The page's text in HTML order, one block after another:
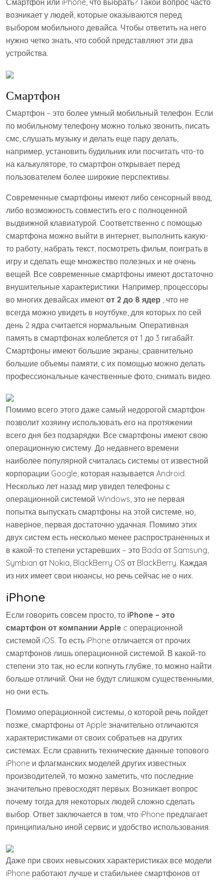
возникает у людей, которые оказываются перед
выбором мобильного девайса. Чтобы ответить на него
нужно четко знать, что собой представляют эти два
устройства.
Смартфон
Смартфон – это более умный мобильный телефон. Если
по мобильному телефону можно только звонить, писать
смс, слушать музыку и делать еще пару делать,
например, установить будильник или посчитать что-то
на калькуляторе, то смартфон открывает перед
пользователем более широкие перспективы.
Современные смартфоны имеют либо сенсорный ввод,
либо возможность совместить его с полноценной
выдвижной клавиатурой. Соответственно с помощью
смартфона можно выйти в интернет, выполнить какую-
то работу, набрать текст, посмотреть фильм, поиграть в
игру и сделать еще множество полезных и не очень
вещей. Все современные смартфоны имеют достаточно
внушительные характеристики. Например, процессоры
во многих девайсах имеют от 2 до 8 ядер , что не
всегда можно увидеть в ноутбуке, для которых по сей
день 2 ядра считается нормальным. Оперативная
память в смартфонах колеблется от 1 до 3 гигабайт.
Смартфоны имеют большие экраны, сравнительно
большие объемы памяти, с их помощью можно делать
профессиональные качественные фото, снимать видео.
Помимо всего этого даже самый недорогой смартфон
позволит хозяину использовать его на протяжении
всего дня без подзарядки. Все смартфоны имеют свою
операционную систему. До недавнего времени
наиболее популярной считалась системы от известной
корпорации Google, которая называется Android.
Несколько лет назад мир увидел телефоны с
операционной системой Windows, это не первая
попытка выпускать смартфоны на этой системе, но,
наверное, первая достаточно удачная. Помимо этих
двух систем есть несколько менее распространенных и
в какой-то степени устаревших – это Bada от Samsung,
Symbian от Nokia, BlackBerry OS от BlackBerry. Каждая
из них имеет свои нюансы, но речь сейчас не о них.
iPhone
Если говорить совсем просто, то iPhone – это
смартфон от компании Apple c операционной
системой iOS. То есть iPhone отличается от прочих
смартфонов лишь операционной системой. В какой-то
степени это так, но если копнуть глубже, то можно найти
больше отличий. Они не будут слишком существенными,
но они есть.
Помимо операционной системы, о которой речь пойдет
позже, смартфоны от Apple значительно отличаются
характеристиками от своих собратьев на других
системах. Если сравнить технические данные топового
iPhone и флагманских моделей других известных
производителей, то можно заметить, что последние
значительно превосходят первых. Возникает вопрос
почему тогда для некоторых людей сложно сделать
выбор. Ответ заключается в том, что iPhone предлагает
принципиально иной сервис и удобство использования.
Даже при своих невысоких характеристиках все модели
iPhone работают лучше и стабильнее смартфонов от